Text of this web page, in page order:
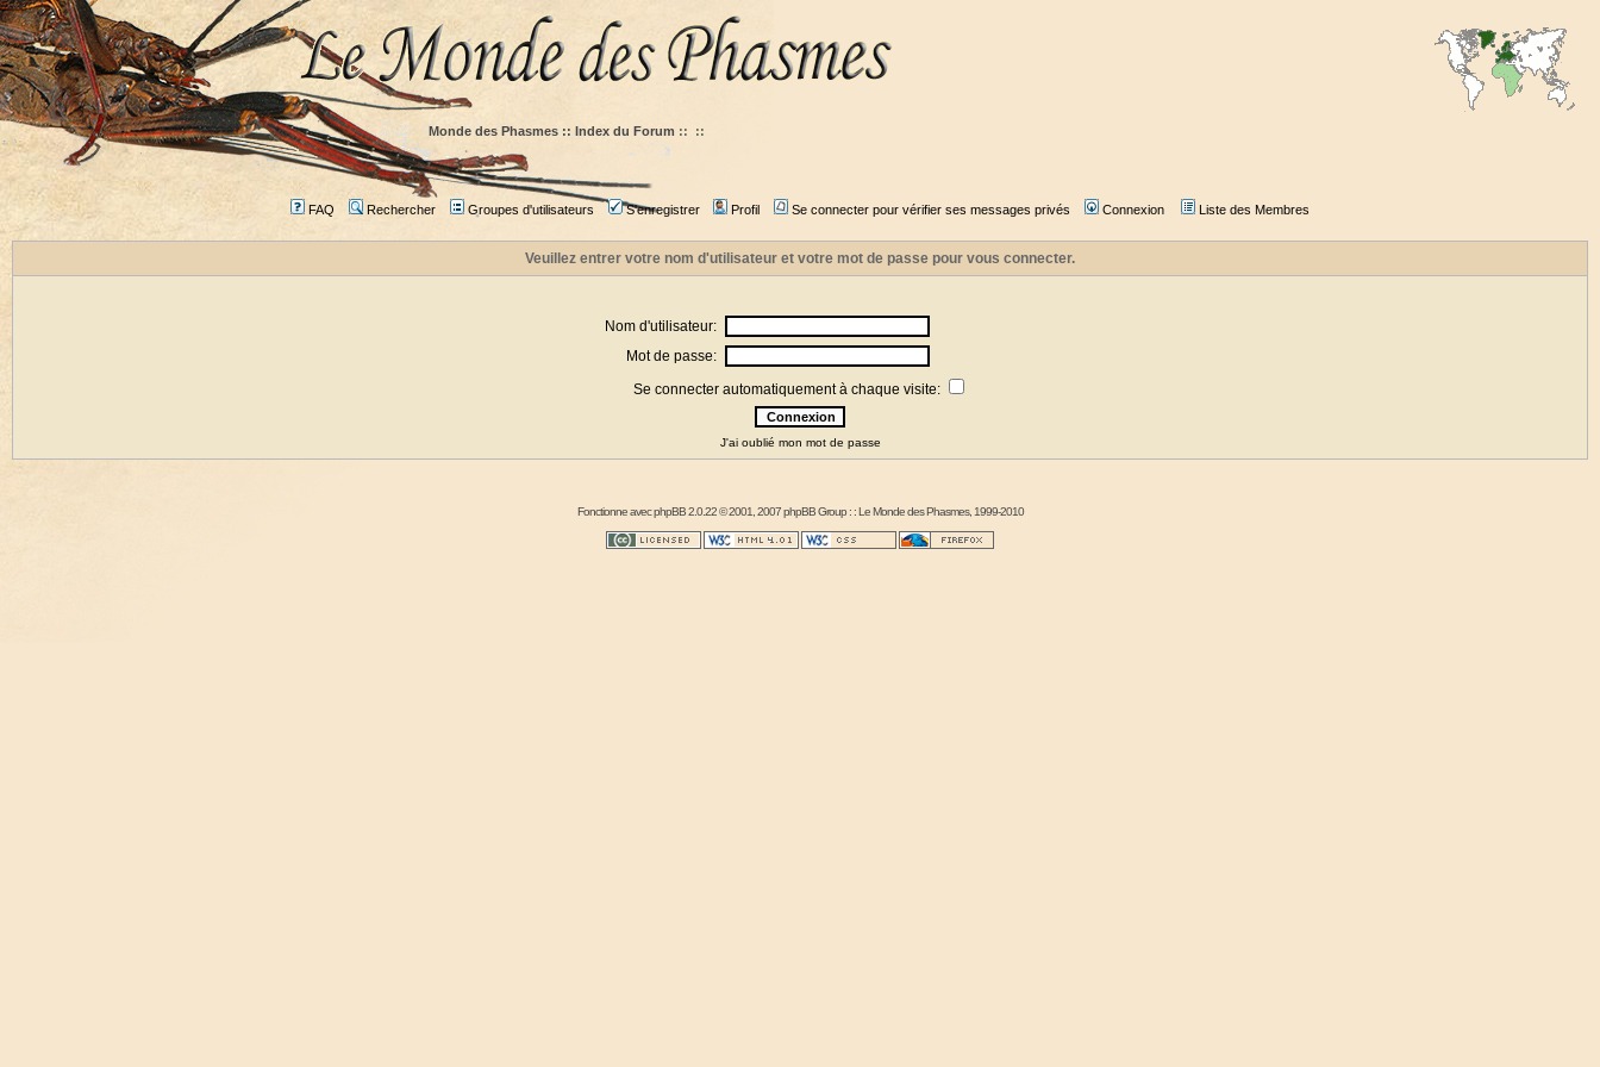
Monde des Phasmes :: Index du Forum :: ::
FAQ Rechercher Groupes d'utilisateurs S'enregistrer Profil Se connecter pour vérifier ses messages privés Connexion Liste des Membres
Veuillez entrer votre nom d'utilisateur et votre mot de passe pour vous connecter.
Nom d'utilisateur:
Mot de passe:
Se connecter automatiquement à chaque visite:
J'ai oublié mon mot de passe
Fonctionne avecphpBB2.0.22 © 2001, 2007 phpBB Group : :Le Monde des Phasmes, 1999-2010